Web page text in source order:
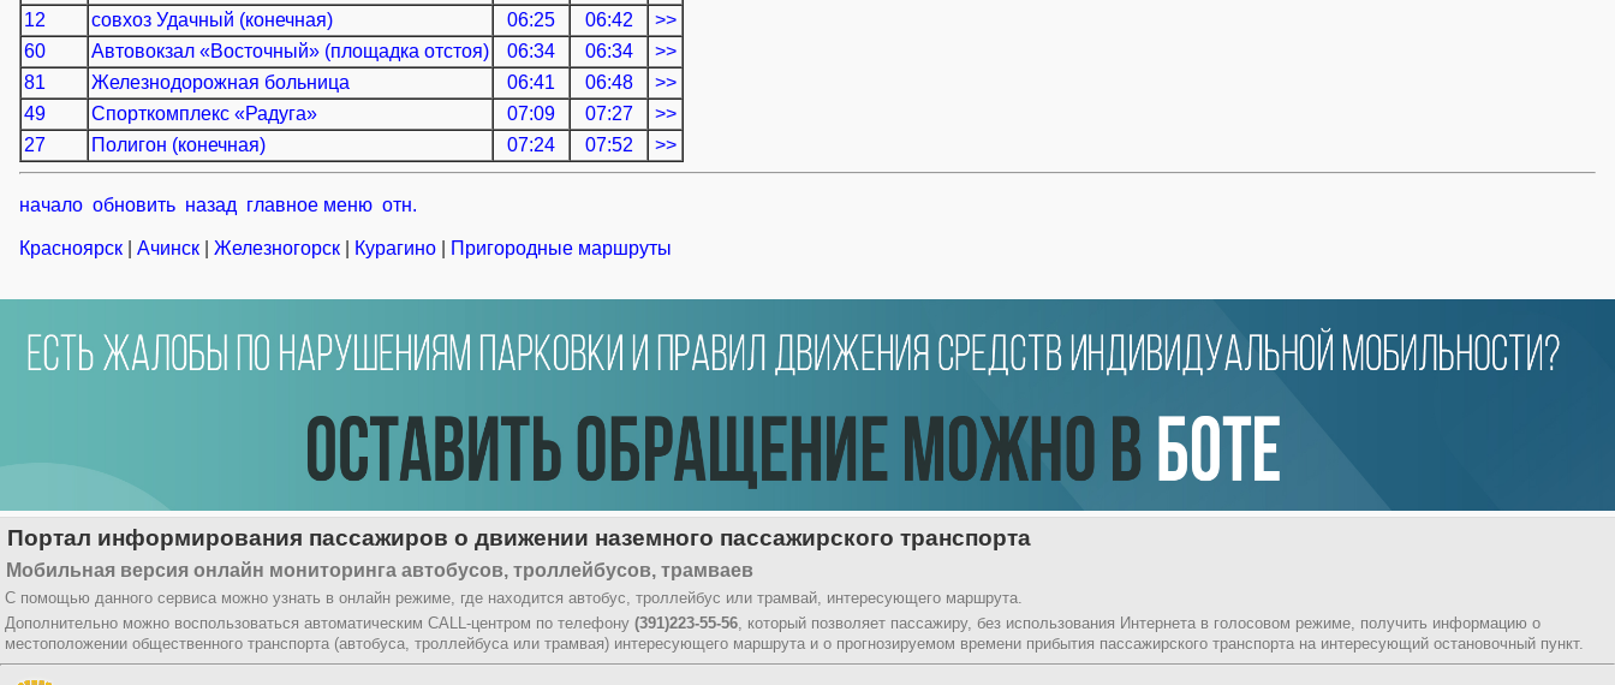
12
совхоз Удачный (конечная) 06:25 06:42
>>
60
Автовокзал «Восточный» (площадка отстоя) 06:34 06:34
>>
81
Железнодорожная больница 06:41 06:48
>>
49
Спорткомплекс «Радуга» 07:09 07:27
>>
27
Полигон (конечная) 07:24 07:52 >>
начало обновить назад главное меню отн.
Красноярск Ачинск Железногорск Курагино Пригородные маршруты
Портал информирования пассажиров о движении наземного пассажирского транспорта
Мобильная версия онлайн мониторинга автобусов, троллейбусов, трамваев
С помощью данного сервиса можно узнать в онлайн режиме, где находится автобус, троллейбус или трамвай, интересующего маршрута.
Дополнительно можно воспользоваться автоматическим CALL-центром по телефону (391)223-55-56, который позволяет пассажиру, без использования Интернета в голосовом режиме, получить информацию о
местоположении общественного транспорта (автобуса, троллейбуса или трамвая) интересующего маршрута и о прогнозируемом времени прибытия пассажирского транспорта на интересующий остановочный пункт.